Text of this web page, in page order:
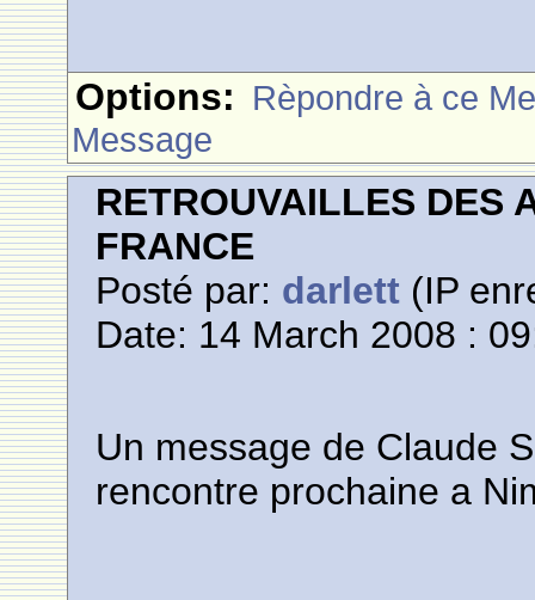
Options: Rèpondre à ce
Message
RETROUVAILLES DES
FRANCE
Posté par: darlett (IP
Date: 14 March 2008 :
Un message de Claude
rencontre prochaine a